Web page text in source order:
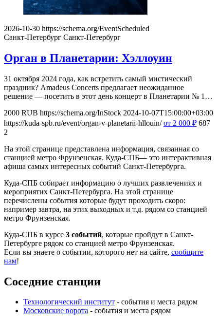
2026-10-30 https://schema.org/EventScheduled
Санкт-Петербург Санкт-Петербург
Орган в Планетарии: Хэллоуин
31 октября 2024 года, как встретить самый мистический
праздник? Amadeus Concerts предлагает неожиданное
решение — посетить в этот день концерт в Планетарии № 1…
2000 RUB https://schema.org/InStock 2024-10-07T15:00:00+03:00
https://kuda-spb.ru/event/organ-v-planetarii-hllouin/ от 2 000 ₽ 687
2
На этой странице представлена информация, связанная со
станцией метро Фрунзенская. Куда-СПБ— это интерактивная
афиша самых интересных событий Санкт-Петербурга.
Куда-СПБ собирает информацию о лучших развлечениях и
мероприятих Санкт-Петербурга. На этой странице
перечислены события которые будут проходить скоро:
например завтра, на этих выходных и т.д. рядом со станцией
метро Фрунзенская.
Куда-СПБ в курсе 3 событий, которые пройдут в Санкт-
Петербурге рядом со станцией метро Фрунзенская.
Если вы знаете о событии, которого нет на сайте, сообщите
нам!
Соседние станции
Технологический институт - события и места рядом
Московские ворота - события и места рядом